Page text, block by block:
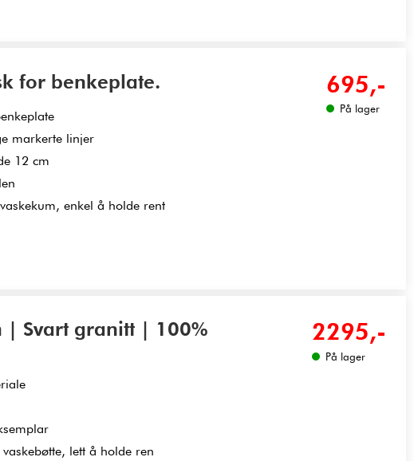
for benkeplate.
markerte linjer
12 cm
enkel å holde rent
695,-
På lager
| Svart granitt | 100%
lett å holde ren
2295,-
På lager